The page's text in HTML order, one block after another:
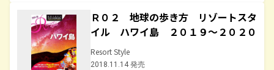
Ｒ０２ 地球の歩き方 リゾートスタ
イル ハワイ島 ２０１９～２０２０
Resort Style
2018.11.14 発売